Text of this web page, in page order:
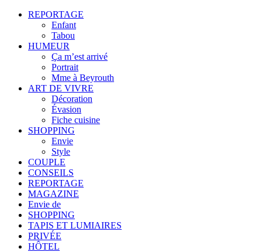
REPORTAGE
Enfant
Tabou
HUMEUR
Ça m’est arrivé
Portrait
Mme à Beyrouth
ART DE VIVRE
Décoration
Évasion
Fiche cuisine
SHOPPING
Envie
Style
COUPLE
CONSEILS
REPORTAGE
MAGAZINE
Envie de
SHOPPING
TAPIS ET LUMIAIRES
PRIVÉE
HÔTEL